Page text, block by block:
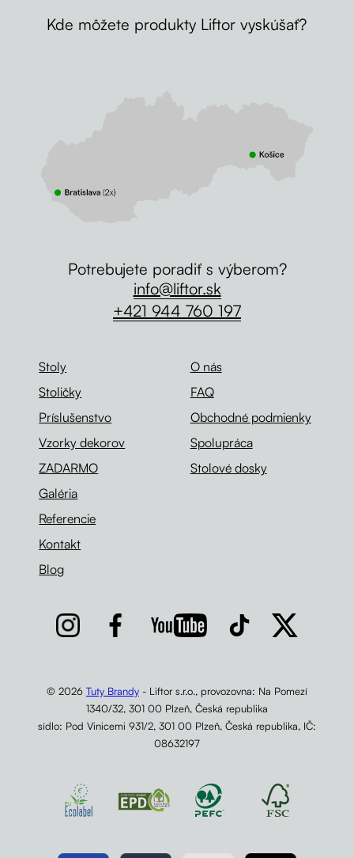
Kde môžete produkty Liftor vyskúšať?
Stoly
Stoličky
Príslušenstvo
Vzorky dekorov
ZADARMO
Galéria
Referencie
Kontakt
Blog
O nás
FAQ
Obchodné podmienky
Spolupráca
Stolové dosky
Potrebujete poradiť s výberom?
info@liftor.sk
+421 944 760 197
© 2026 Tuty Brandy- Liftor s.r.o., provozovna: Na Pomezí
1340/32, 301 00 Plzeň, Česká republika
sídlo: Pod Vinicemi 931/2, 301 00 Plzeň, Česká republika, IČ:
08632197